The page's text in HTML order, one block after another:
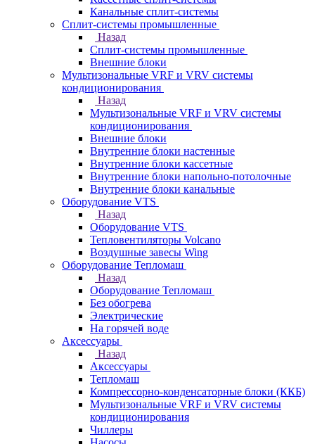
Канальные сплит-системы
Сплит-системы промышленные
Назад
Сплит-системы промышленные
Внешние блоки
Мультизональные VRF и VRV системы
кондиционирования
Назад
Мультизональные VRF и VRV системы
кондиционирования
Внешние блоки
Внутренние блоки настенные
Внутренние блоки кассетные
Внутренние блоки напольно-потолочные
Внутренние блоки канальные
Оборудование VTS
Назад
Оборудование VTS
Тепловентиляторы Volcano
Воздушные завесы Wing
Оборудование Тепломаш
Назад
Оборудование Тепломаш
Без обогрева
Электрические
На горячей воде
Аксессуары
Назад
Аксессуары
Тепломаш
Компрессорно-конденсаторные блоки (ККБ)
Мультизональные VRF и VRV системы
кондиционирования
Чиллеры